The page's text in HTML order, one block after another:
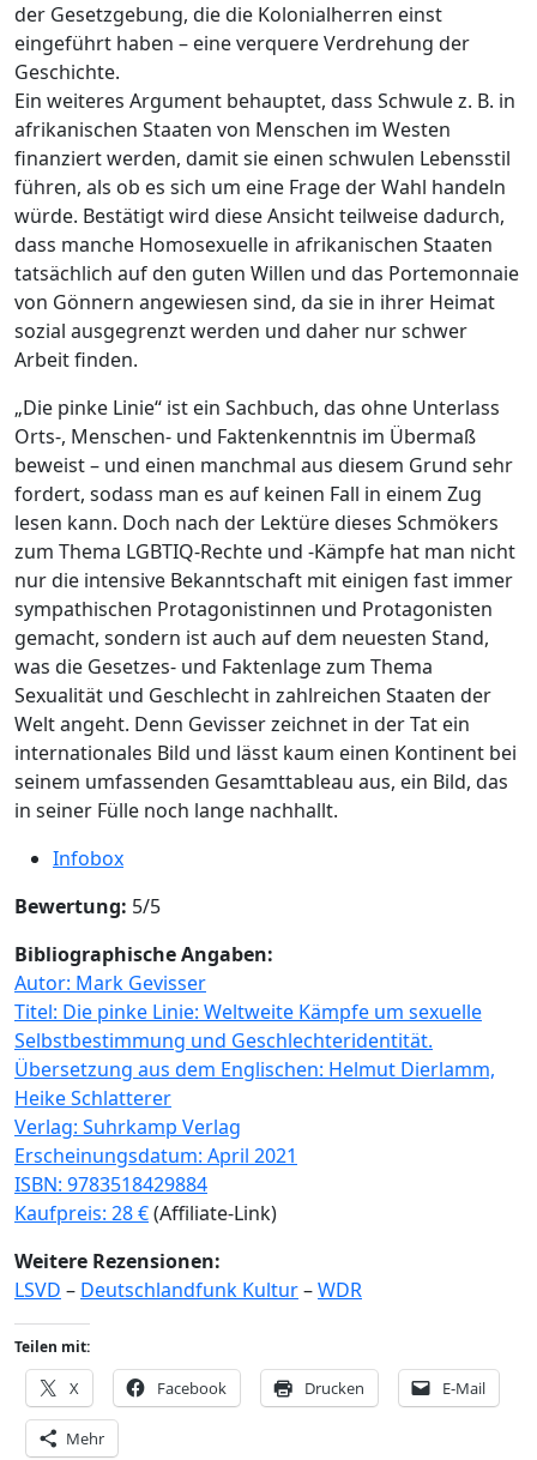
der Gesetzgebung, die die Kolonialherren einst
eingeführt haben – eine verquere Verdrehung der
Geschichte.
Ein weiteres Argument behauptet, dass Schwule z. B. in
afrikanischen Staaten von Menschen im Westen
finanziert werden, damit sie einen schwulen Lebensstil
führen, als ob es sich um eine Frage der Wahl handeln
würde. Bestätigt wird diese Ansicht teilweise dadurch,
dass manche Homosexuelle in afrikanischen Staaten
tatsächlich auf den guten Willen und das Portemonnaie
von Gönnern angewiesen sind, da sie in ihrer Heimat
sozial ausgegrenzt werden und daher nur schwer
Arbeit finden.
„Die pinke Linie“ ist ein Sachbuch, das ohne Unterlass
Orts-, Menschen- und Faktenkenntnis im Übermaß
beweist – und einen manchmal aus diesem Grund sehr
fordert, sodass man es auf keinen Fall in einem Zug
lesen kann. Doch nach der Lektüre dieses Schmökers
zum Thema LGBTIQ-Rechte und -Kämpfe hat man nicht
nur die intensive Bekanntschaft mit einigen fast immer
sympathischen Protagonistinnen und Protagonisten
gemacht, sondern ist auch auf dem neuesten Stand,
was die Gesetzes- und Faktenlage zum Thema
Sexualität und Geschlecht in zahlreichen Staaten der
Welt angeht. Denn Gevisser zeichnet in der Tat ein
internationales Bild und lässt kaum einen Kontinent bei
seinem umfassenden Gesamttableau aus, ein Bild, das
in seiner Fülle noch lange nachhallt.
Infobox
Bewertung: 5/5
Bibliographische Angaben:
Autor: Mark Gevisser
Titel: Die pinke Linie: Weltweite Kämpfe um sexuelle
Selbstbestimmung und Geschlechteridentität.
Übersetzung aus dem Englischen: Helmut Dierlamm,
Heike Schlatterer
Verlag: Suhrkamp Verlag
Erscheinungsdatum: April 2021
ISBN: 9783518429884
Kaufpreis: 28 €(Affiliate-Link)
Weitere Rezensionen:
LSVD – Deutschlandfunk Kultur–WDR
Teilen mit:
X Facebook Drucken E-Mail
Mehr